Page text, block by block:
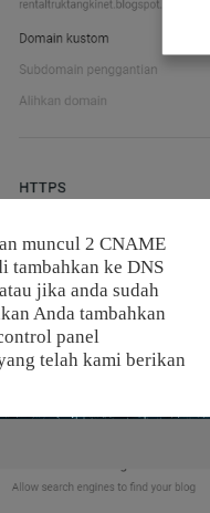
muncul 2 CNAME
tambahkan ke DNS
jika anda sudah
Anda tambahkan
panel
telah kami berikan